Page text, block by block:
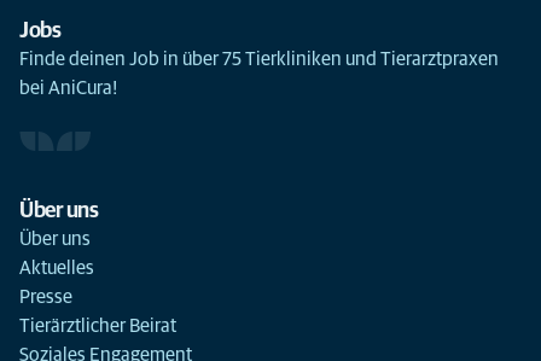
Jobs
Finde deinen Job in über 75 Tierkliniken und Tierarztpraxen
bei AniCura!
Über uns
Über uns
Aktuelles
Presse
Tierärztlicher Beirat
Soziales Engagement